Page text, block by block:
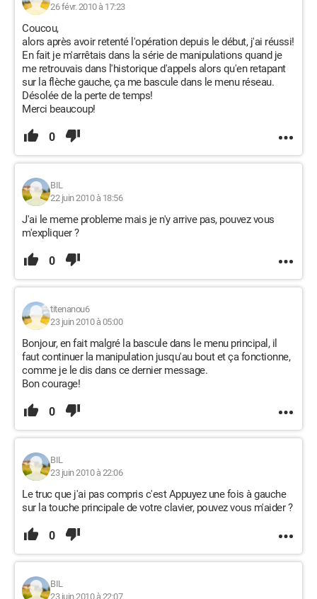
26 févr. 2010 à 17:23
Coucou,
alors après avoir retenté l'opération depuis le début, j'ai réussi!
En fait je m'arrêtais dans la série de manipulations quand je
me retrouvais dans l'historique d'appels alors qu'en retapant
sur la flèche gauche, ça me bascule dans le menu réseau.
Désolée de la perte de temps!
Merci beaucoup!
0
BIL
22 juin 2010 à 18:56
J'ai le meme probleme mais je n'y arrive pas, pouvez vous
m'expliquer ?
0
titenanou6
23 juin 2010 à 05:00
Bonjour, en fait malgré la bascule dans le menu principal, il
faut continuer la manipulation jusqu'au bout et ça fonctionne,
comme je le dis dans ce dernier message.
Bon courage!
0
BIL
23 juin 2010 à 22:06
Le truc que j'ai pas compris c'est Appuyez une fois à gauche
sur la touche principale de votre clavier, pouvez vous m'aider ?
0
BIL
23 juin 2010 à 22:07